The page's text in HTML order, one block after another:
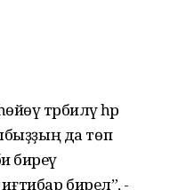
тәрбиәләү һәр
да төп
биреү
бирелә”, -